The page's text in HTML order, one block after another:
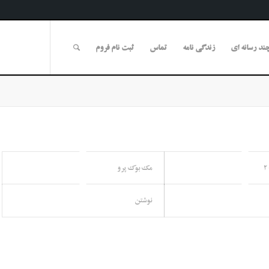
رسانه ای زندگی نامه تماس ثبت نام فروم
مک بوک پرو
نوشتن